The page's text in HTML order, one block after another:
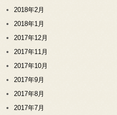
2018年2月
2018年1月
2017年12月
2017年11月
2017年10月
2017年9月
2017年8月
2017年7月